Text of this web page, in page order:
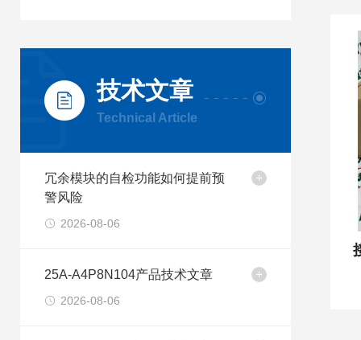
技术文章
Technical Article
冗余模块的自检功能如何提前预
警风险
2026-08-06
25A-A4P8N104产品技术文章
2026-08-06